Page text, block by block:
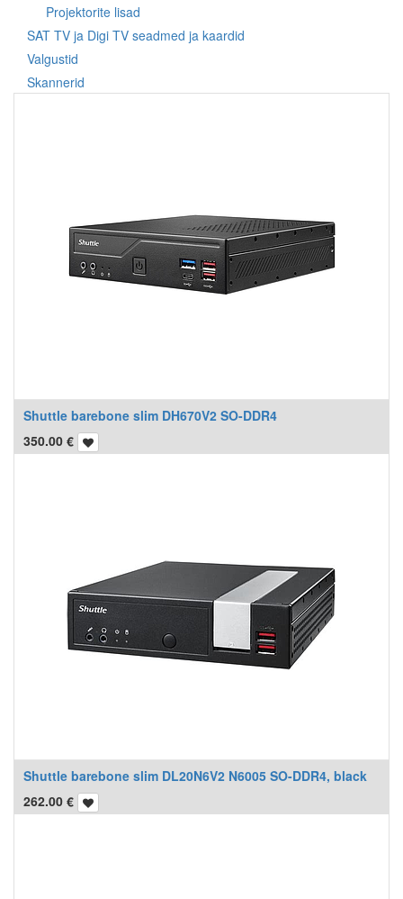
Projektorite lisad
SAT TV ja Digi TV seadmed ja kaardid
Valgustid
Skannerid
Shuttle barebone slim DH670V2 SO-DDR4
350.00 €
Shuttle barebone slim DL20N6V2 N6005 SO-DDR4, black
262.00 €